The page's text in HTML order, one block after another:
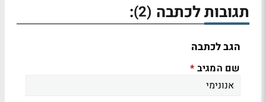
תגובות לכתבה (2)
:
הגב לכתבה
שם המגיב *